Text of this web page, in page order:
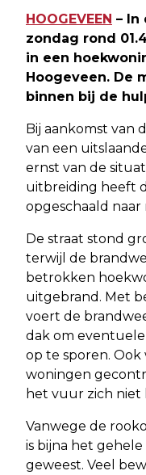
HOOGEVEEN – In
zondag rond
in een
Hoogeveen. De
binnen bij de
Bij aankomst van
van een
ernst van de
uitbreiding heeft
opgeschaald
De straat stond
terwijl de
betrokken
uitgebrand. Met
voert de
dak om
op te sporen.
woningen
het vuur zich niet
Vanwege de
is bijna het
geweest. Veel